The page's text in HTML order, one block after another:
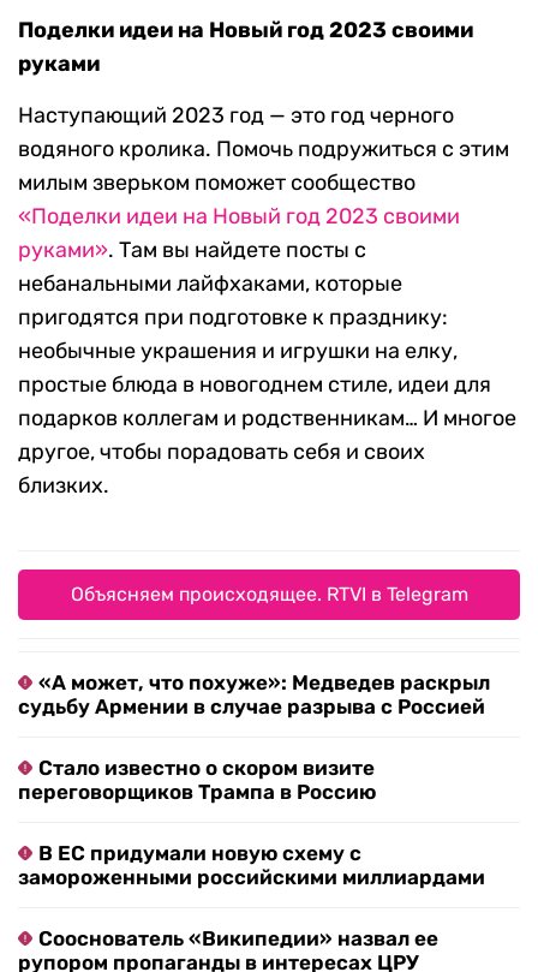
Поделки идеи на Новый год 2023 своими
руками
Наступающий 2023 год — это год черного
водяного кролика. Помочь подружиться с этим
милым зверьком поможет сообщество
«Поделки идеи на Новый год 2023 своими
руками». Там вы найдете посты с
небанальными лайфхаками, которые
пригодятся при подготовке к празднику:
необычные украшения и игрушки на елку,
простые блюда в новогоднем стиле, идеи для
подарков коллегам и родственникам… И многое
другое, чтобы порадовать себя и своих
близких.
Объясняем происходящее. RTVI в Telegram
«А может, что похуже»: Медведев раскрыл
судьбу Армении в случае разрыва с Россией
Стало известно о скором визите
переговорщиков Трампа в Россию
В ЕС придумали новую схему с
замороженными российскими миллиардами
Сооснователь «Википедии» назвал ее
рупором пропаганды в интересах ЦРУ